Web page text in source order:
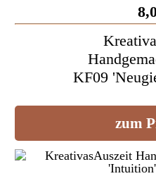
KF09
zum